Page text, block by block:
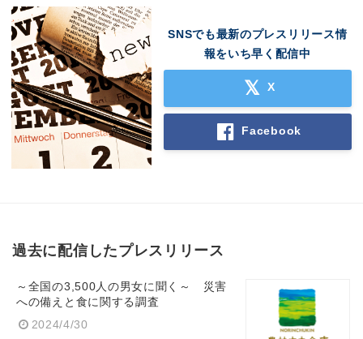
SNSでも最新のプレスリリース情
報をいち早く配信中
X
Facebook
過去に配信したプレスリリース
～全国の3,500人の男女に聞く～ 災害
への備えと食に関する調査
2024/4/30